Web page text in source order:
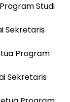
Studi
Sekretaris
Program
Sekretaris